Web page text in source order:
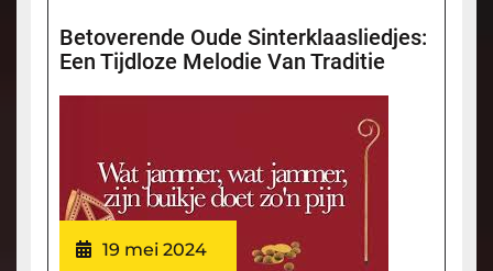
Betoverende Oude Sinterklaasliedjes:
Een Tijdloze Melodie Van Traditie
19 mei 2024